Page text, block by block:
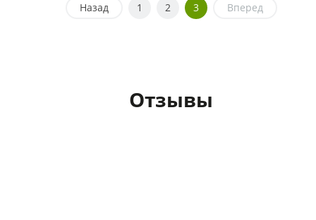
Назад 1 2 3 Вперед
Отзывы